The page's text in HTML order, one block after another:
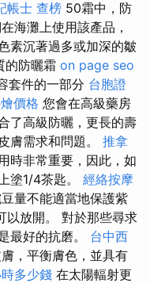
帳士 查榜 50霜中，防
海灘上使用該產品，
素沉著過多或加深的皺
的防曬霜 on page seo
套件的一部分 台胞證
價格 您會在高級藥房
了高級防曬，更長的壽
膚需求和問題。 推拿
時非常重要，因此，如
塗1/4茶匙。 經絡按摩
量不能適當地保護紫
以放開。 對於那些尋求
最好的抗磨。 台中西
，平衡膚色，並具有
多少錢 在太陽輻射更